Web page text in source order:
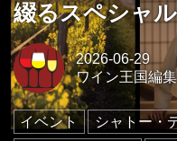
綴るスペシャ
2026-06-29
ワイン王国編
イベント シャトー・